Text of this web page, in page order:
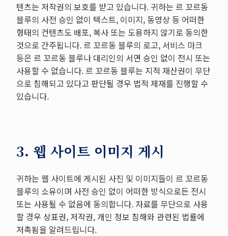
텐츠는 저작권의 보호를 받고 있습니다. 귀하는 르 꼬르동
블루의 사전 승인 없이 텍스트, 이미지, 동영상 등 어떠한
형태의 컨텐츠도 배포, 복사 또는 도용하지 않기로 동의한
것으로 간주됩니다. 르 꼬르동 블루의 로고, 서비스 마크
등은 르 꼬르동 블루나 대리인의 서면 승인 없이 전시 또는
사용할 수 없습니다. 르 꼬르동 블루는 지적 재산권이 무단
으로 침해되고 있다고 판단될 경우 법적 제재를 진행할 수
있습니다.
3. 웹 사이트 이미지 게시
귀하는 웹 사이트에 게시된 사진 및 이미지들이 르 꼬르동
블루의 소유이며 사전 승인 없이 어떠한 방식으로든 전시
또는 사용될 수 없음에 동의합니다. 자료를 무단으로 사용
할 경우 상표권, 저작권, 개인 정보 침해와 관련된 법률에
저촉됨을 알려드립니다.